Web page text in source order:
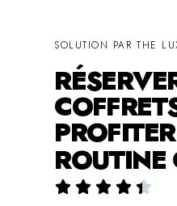
SOLUTION PAR THE
ROUTINE
    